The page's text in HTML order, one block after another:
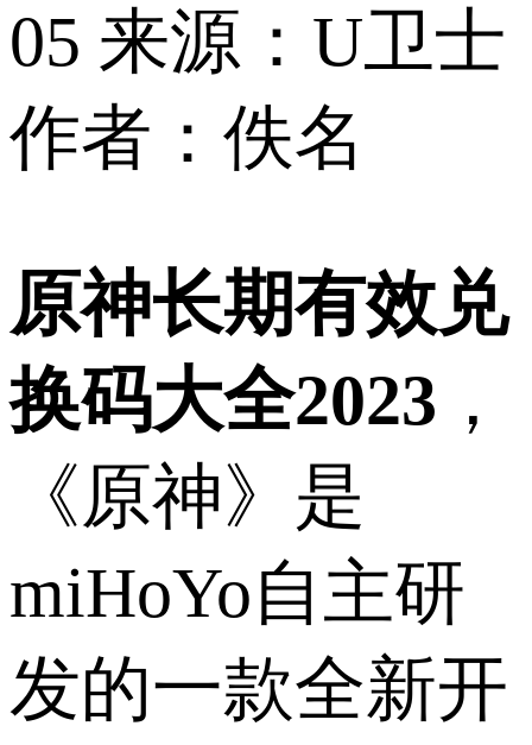
05 来源：U卫士
作者：佚名
原神长期有效兑
换码大全2023 ，
《原神》是
miHoYo自主研
发的一款全新开